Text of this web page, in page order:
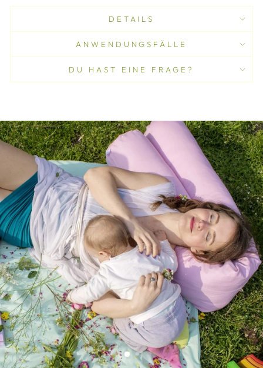
DETAILS
ANWENDUNGSFÄLLE
DU HAST EINE FRAGE?